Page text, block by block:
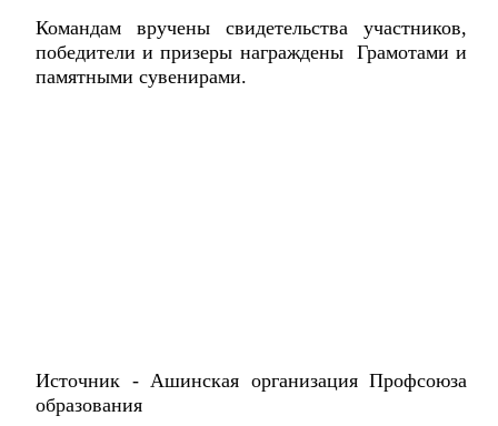
Командам вручены свидетельства участников,
победители и призеры награждены Грамотами и
памятными сувенирами.
Источник - Ашинская организация Профсоюза
образования